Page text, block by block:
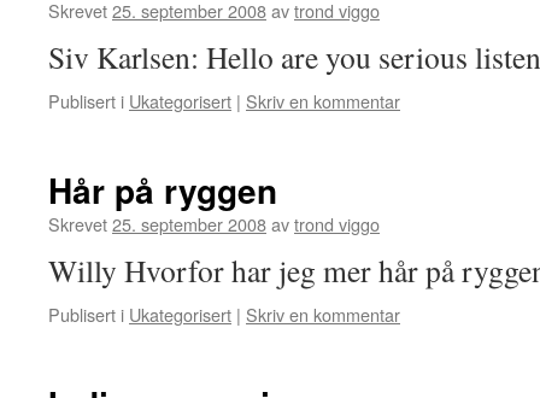
Skrevet25. september 2008avtrond viggo
Siv Karlsen: Hello are you serious
Publisert i Ukategorisert | Skriv en kommentar
Hår på ryggen
Skrevet25. september 2008avtrond viggo
Willy Hvorfor har jeg mer hår på
Publisert i Ukategorisert | Skriv en kommentar